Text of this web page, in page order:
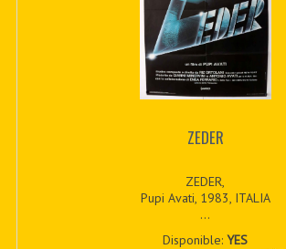
ZEDER
ZEDER,
Pupi Avati, 1983, ITALIA
...
Disponible:YES